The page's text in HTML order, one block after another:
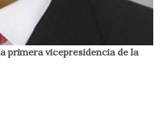
primera vicepresidencia de la